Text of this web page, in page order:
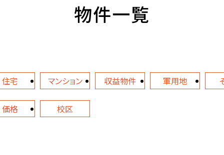
物件一覧
住宅 マンション 収益物件 軍用地
価格 校区